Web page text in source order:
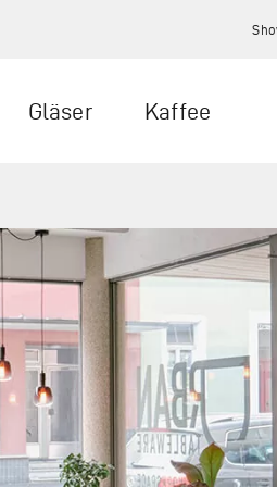
Gläser Kaffee